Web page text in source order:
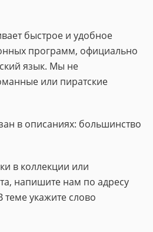
быстрое и удобное
программ, официально
язык. Мы не
или пиратские
в описаниях: большинство
в коллекции или
напишите нам по адресу
укажите слово